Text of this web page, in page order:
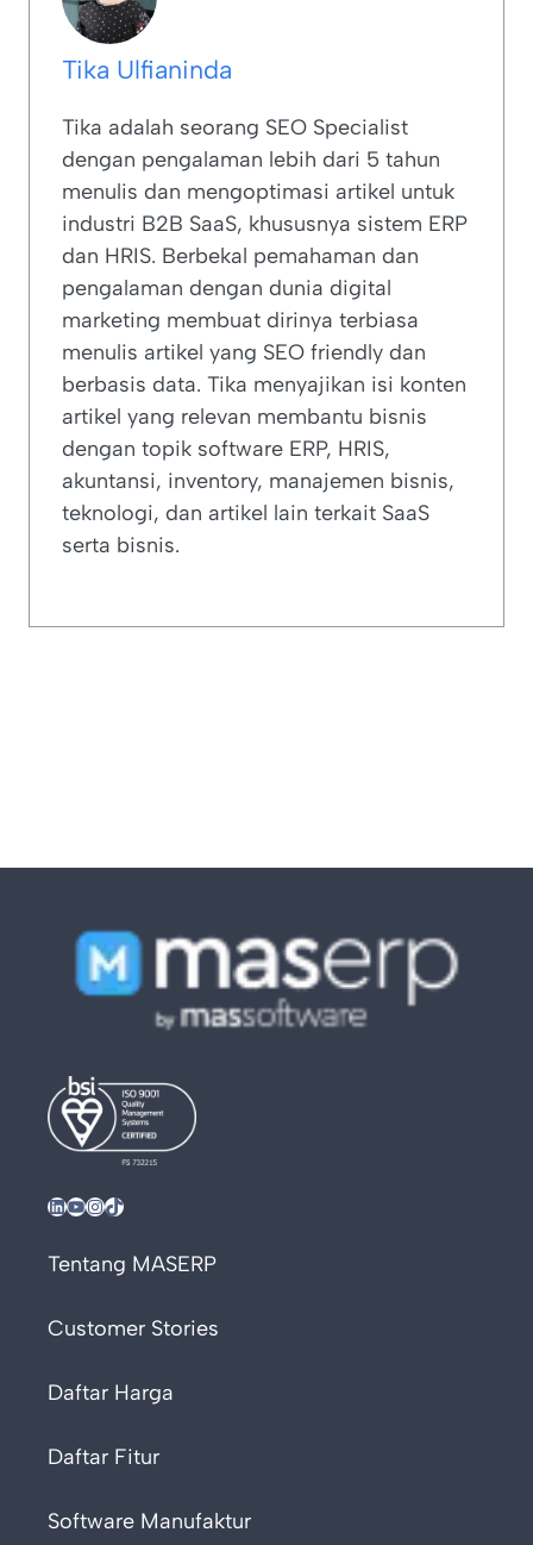
Tika Ulfianinda
Tika adalah seorang SEO Specialist
dengan pengalaman lebih dari 5 tahun
menulis dan mengoptimasi artikel untuk
industri B2B SaaS, khususnya sistem ERP
dan HRIS. Berbekal pemahaman dan
pengalaman dengan dunia digital
marketing membuat dirinya terbiasa
menulis artikel yang SEO friendly dan
berbasis data. Tika menyajikan isi konten
artikel yang relevan membantu bisnis
dengan topik software ERP, HRIS,
akuntansi, inventory, manajemen bisnis,
teknologi, dan artikel lain terkait SaaS
serta bisnis.
LinkedIn YouTube InstagramTikTok
Tentang MASERP
Customer Stories
Daftar Harga
Daftar Fitur
Software Manufaktur